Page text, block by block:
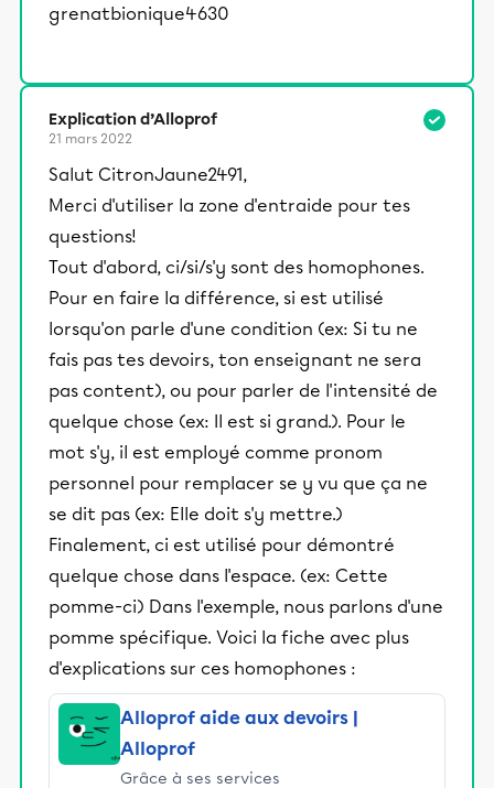
grenatbionique4630
Explication d’Alloprof
21 mars 2022
Salut CitronJaune2491,
Merci d'utiliser la zone d'entraide pour tes
questions!
Tout d'abord, ci/si/s'y sont des homophones.
Pour en faire la différence, si est utilisé
lorsqu'on parle d'une condition (ex: Si tu ne
fais pas tes devoirs, ton enseignant ne sera
pas content), ou pour parler de l'intensité de
quelque chose (ex: Il est si grand.). Pour le
mot s'y, il est employé comme pronom
personnel pour remplacer se y vu que ça ne
se dit pas (ex: Elle doit s'y mettre.)
Finalement, ci est utilisé pour démontré
quelque chose dans l'espace. (ex: Cette
pomme-ci) Dans l'exemple, nous parlons d'une
pomme spécifique. Voici la fiche avec plus
d'explications sur ces homophones :
Alloprof aide aux devoirs |
Alloprof
Grâce à ses services